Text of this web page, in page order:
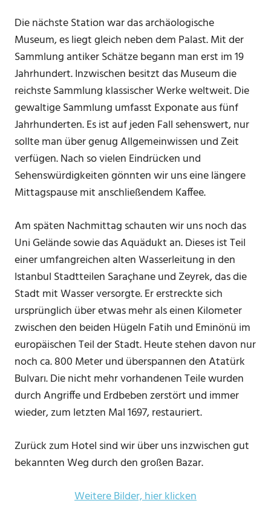
Die nächste Station war das archäologische
Museum, es liegt gleich neben dem Palast. Mit der
Sammlung antiker Schätze begann man erst im 19
Jahrhundert. Inzwischen besitzt das Museum die
reichste Sammlung klassischer Werke weltweit. Die
gewaltige Sammlung umfasst Exponate aus fünf
Jahrhunderten. Es ist auf jeden Fall sehenswert, nur
sollte man über genug Allgemeinwissen und Zeit
verfügen. Nach so vielen Eindrücken und
Sehenswürdigkeiten gönnten wir uns eine längere
Mittagspause mit anschließendem Kaffee.
Am späten Nachmittag schauten wir uns noch das
Uni Gelände sowie das Aquädukt an. Dieses ist Teil
einer umfangreichen alten Wasserleitung in den
Istanbul Stadtteilen Saraçhane und Zeyrek, das die
Stadt mit Wasser versorgte. Er erstreckte sich
ursprünglich über etwas mehr als einen Kilometer
zwischen den beiden Hügeln Fatih und Eminönü im
europäischen Teil der Stadt. Heute stehen davon nur
noch ca. 800 Meter und überspannen den Atatürk
Bulvarı. Die nicht mehr vorhandenen Teile wurden
durch Angriffe und Erdbeben zerstört und immer
wieder, zum letzten Mal 1697, restauriert.
Zurück zum Hotel sind wir über uns inzwischen gut
bekannten Weg durch den großen Bazar.
Weitere Bilder, hier klicken